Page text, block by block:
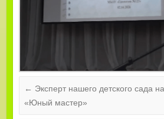
← Эксперт нашего детского сада
«Юный мастер»